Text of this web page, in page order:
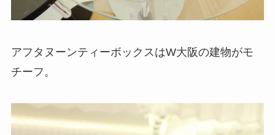
アフタヌーンティーボックスはW大阪の建物がモ
チーフ。